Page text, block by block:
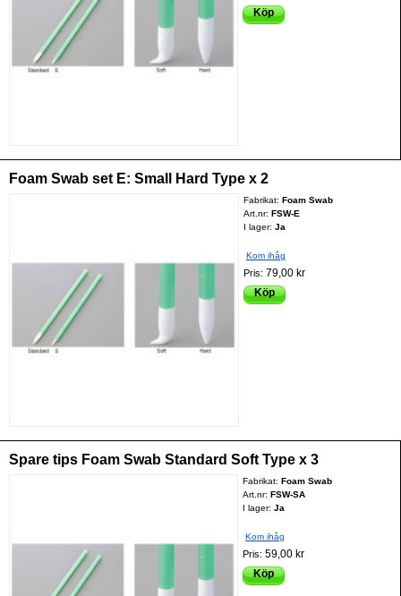
Köp
Foam Swab set E: Small Hard Type x 2
Fabrikat: Foam Swab
Art.nr: FSW-E
I lager: Ja
Kom ihåg
Pris: 79,00 kr
Köp
Spare tips Foam Swab Standard Soft Type x 3
Fabrikat:Foam Swab
Art.nr:FSW-SA
I lager: Ja
Kom ihåg
Pris:59,00 kr
Köp